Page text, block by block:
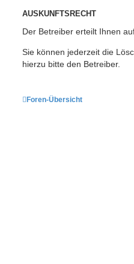
AUSKUNFTSRECHT
Der Betreiber erteilt Ihnen
Sie können jederzeit die
hierzu bitte den Betreiber.
Foren-Übersicht